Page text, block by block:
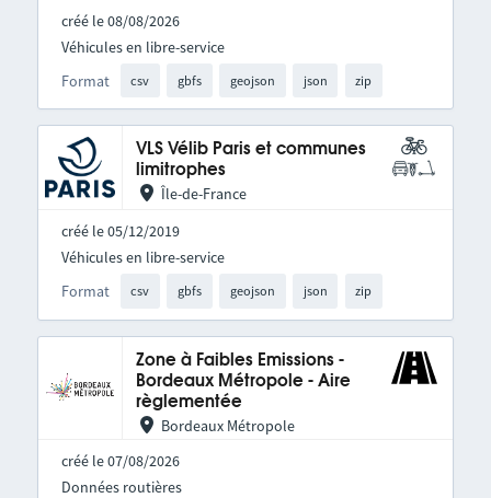
créé le 08/08/2026
Format csv gbfs geojson json zip
Véhicules en libre-service
VLS Vélib Paris et communes
limitrophes
Île-de-France
créé le 05/12/2019
Format csv gbfs geojson json zip
Véhicules en libre-service
Zone à Faibles Emissions -
Bordeaux Métropole - Aire
règlementée
Bordeaux Métropole
créé le 07/08/2026
Données routières